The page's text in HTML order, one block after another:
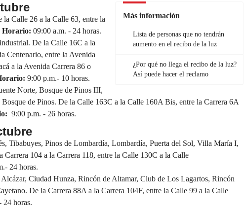
Más información
Lista de personas que no tendrán
aumento en el recibo de la luz
¿Por qué no llega el recibo de la luz?
Así puede hacer el reclamo
la Calle 26 a la Calle 63, entre la
Horario: 09:00 a.m. - 24 horas.
De la Calle 16C a la
Centenario, entre la Avenida
a la Avenida Carrera 86 o
9:00 p.m.- 10 horas.
Norte, Bosque de Pinos III,
de Pinos. De la Calle 163C a la Calle 160A Bis, entre la Carrera 6A
9:00 p.m. - 26 horas.
Tibabuyes, Pinos de Lombardía, Lombardía, Puerta del Sol, Villa María I,
104 a la Carrera 118, entre la Calle 130C a la Calle
24 horas.
Ciudad Hunza, Rincón de Altamar, Club de Los Lagartos, Rincón
De la Carrera 88A a la Carrera 104F, entre la Calle 99 a la Calle
24 horas.